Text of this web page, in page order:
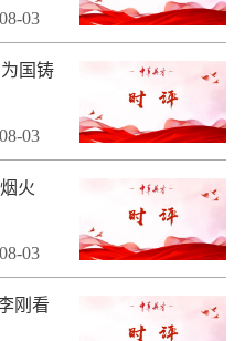
03
国铸
03
火
03
刚看